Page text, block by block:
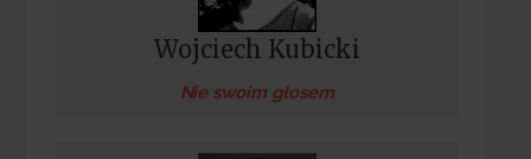
Wojciech Kubicki
Nie swoim głosem